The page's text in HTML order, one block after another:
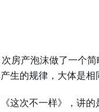
房产泡沫做了一个
生的规律，大体是相
这次不一样》，讲